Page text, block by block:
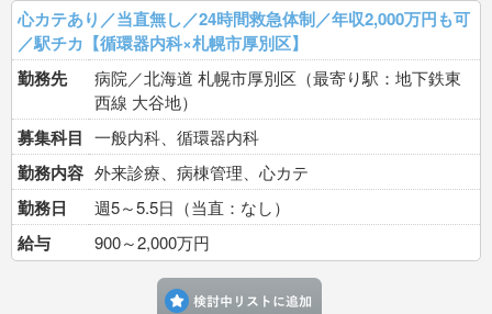
心カテあり／当直無し／24時間救急体制／年収2,000万円も可
／駅チカ【循環器内科×札幌市厚別区】
勤務先
病院／北海道 札幌市厚別区（最寄り駅：地下鉄東
西線 大谷地）
募集科目 一般内科、循環器内科
勤務内容 外来診療、病棟管理、心カテ
勤務日 週5～5.5日（当直：なし）
給与 900～2,000万円